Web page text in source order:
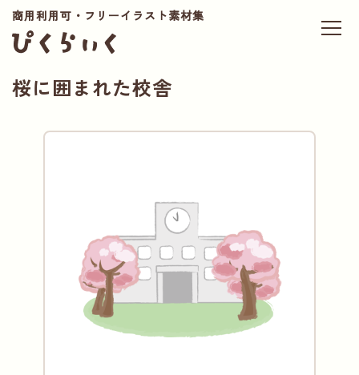
商用利用可・フリーイラスト素材集
桜に囲まれた校舎